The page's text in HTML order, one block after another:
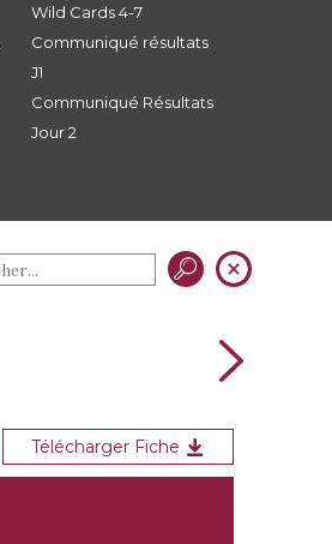
Wild Cards 4-7
Communiqué résultats
J1
Communiqué Résultats
Jour 2
Télécharger Fiche